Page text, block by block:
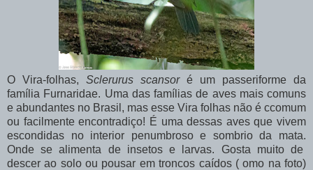
O Vira-folhas, Sclerurus scansor é um passeriforme da
família Furnaridae. Uma das famílias de aves mais comuns
e abundantes no Brasil, mas esse Vira folhas não é ccomum
ou facilmente encontradiço! É uma dessas aves que vivem
escondidas no interior penumbroso e sombrio da mata.
Onde se alimenta de insetos e larvas. Gosta muito de
descer ao solo ou pousar em troncos caídos ( omo na foto)